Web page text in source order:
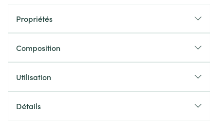
Propriétés
Composition
Utilisation
Détails